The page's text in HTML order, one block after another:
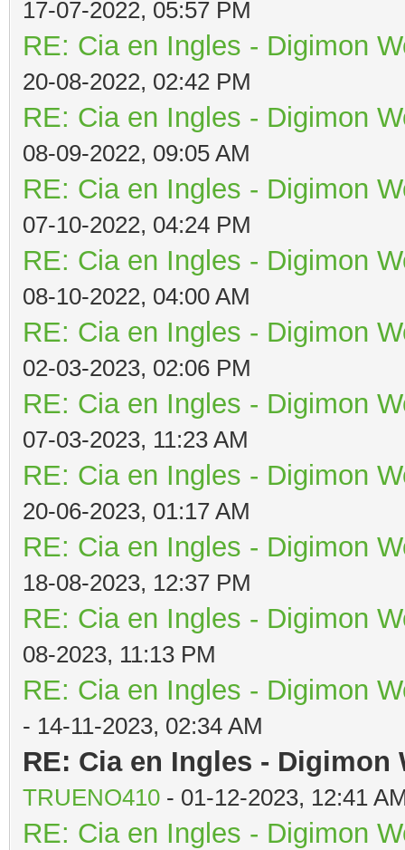
17-07-2022, 05:57 PM
RE: Cia en Ingles - Digimon
20-08-2022, 02:42 PM
RE: Cia en Ingles - Digimon
08-09-2022, 09:05 AM
RE: Cia en Ingles - Digimon
07-10-2022, 04:24 PM
RE: Cia en Ingles - Digimon
08-10-2022, 04:00 AM
RE: Cia en Ingles - Digimon
02-03-2023, 02:06 PM
RE: Cia en Ingles - Digimon
07-03-2023, 11:23 AM
RE: Cia en Ingles - Digimon
20-06-2023, 01:17 AM
RE: Cia en Ingles - Digimon
18-08-2023, 12:37 PM
RE: Cia en Ingles - Digimon
08-2023, 11:13 PM
RE: Cia en Ingles - Digimon
- 14-11-2023, 02:34 AM
RE: Cia en Ingles - Digimon
TRUENO410 - 01-12-2023, 12:41
RE: Cia en Ingles - Digimon